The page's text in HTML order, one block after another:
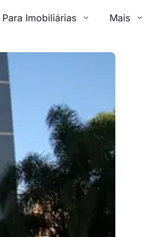
Para Imobiliárias Mais